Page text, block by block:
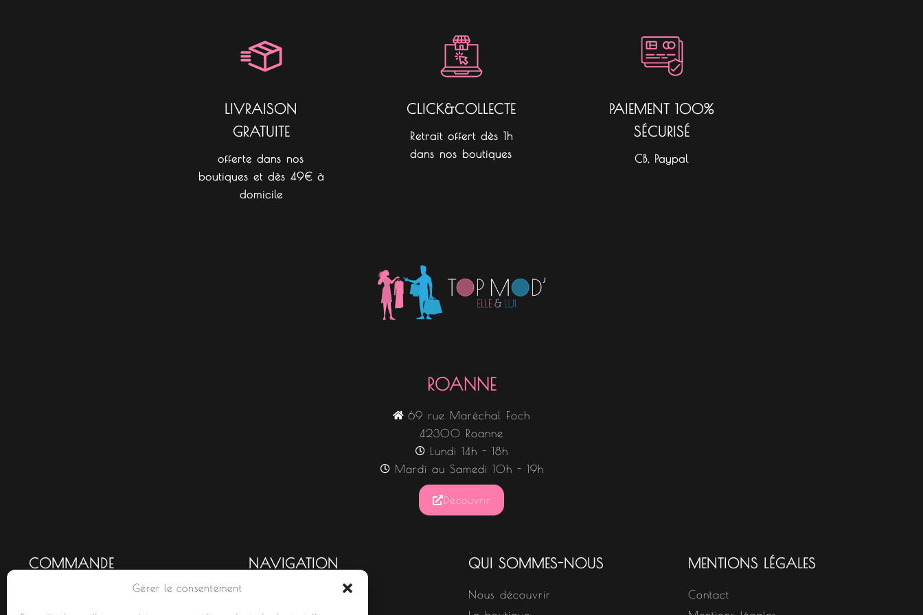
Gérer le consentement
r
a
m
LIVRAISON
GRATUITE
offerte dans nos
boutiques et dès 49€ à
domicile
CLICK&COLLECTE
Retrait offert dès 1h
dans nos boutiques
PAIEMENT 100%
SÉCURISÉ
CB, Paypal
ROANNE
69 rue Maréchal Foch
42300 Roanne
Lundi 14h - 18h
Mardi au Samedi 10h - 19h
Découvrir
COMMANDE NAVIGATION QUI SOMMES-NOUS
Nous découvrir
MENTIONS LÉGALES
Contact